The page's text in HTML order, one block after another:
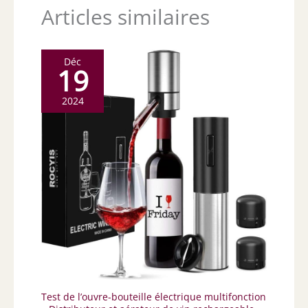
Articles similaires
Déc
19
2024
Test de l’ouvre-bouteille électrique multifonction